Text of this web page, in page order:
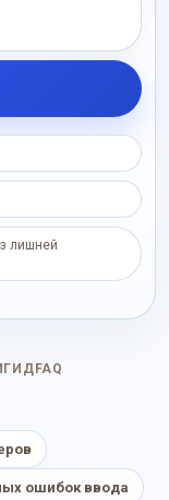
лишней
ГИД FAQ
ошибок ввода